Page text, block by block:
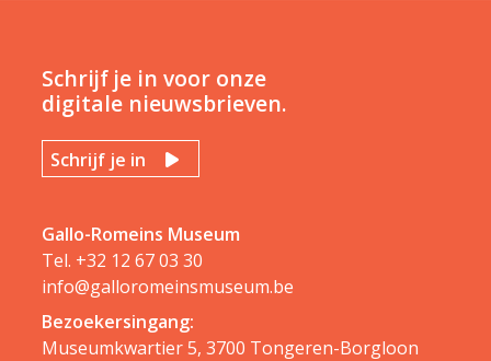
Schrijf je in voor onze
digitale nieuwsbrieven.
Schrijf je in
Gallo-Romeins Museum
Tel. +32 12 67 03 30
info@galloromeinsmuseum.be
Bezoekersingang:
Museumkwartier 5, 3700 Tongeren-Borgloon